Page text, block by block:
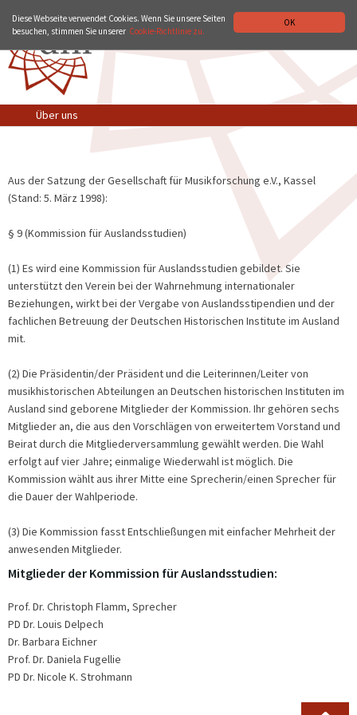
OK
Diese Webseite verwendet Cookies. Wenn Sie unsere Seiten
besuchen, stimmen Sie unserer Cookie-Richtlinie zu.
Über uns
Aus der Satzung der Gesellschaft für Musikforschung e.V., Kassel
(Stand: 5. März 1998):
§ 9 (Kommission für Auslandsstudien)
(1) Es wird eine Kommission für Auslandsstudien gebildet. Sie
unterstützt den Verein bei der Wahrnehmung internationaler
Beziehungen, wirkt bei der Vergabe von Auslandsstipendien und der
fachlichen Betreuung der Deutschen Historischen Institute im Ausland
mit.
(2) Die Präsidentin/der Präsident und die Leiterinnen/Leiter von
musikhistorischen Abteilungen an Deutschen historischen Instituten im
Ausland sind geborene Mitglieder der Kommission. Ihr gehören sechs
Mitglieder an, die aus den Vorschlägen von erweitertem Vorstand und
Beirat durch die Mitgliederversammlung gewählt werden. Die Wahl
erfolgt auf vier Jahre; einmalige Wiederwahl ist möglich. Die
Kommission wählt aus ihrer Mitte eine Sprecherin/einen Sprecher für
die Dauer der Wahlperiode.
(3) Die Kommission fasst Entschließungen mit einfacher Mehrheit der
anwesenden Mitglieder.
Mitglieder der Kommission für Auslandsstudien:
Prof. Dr. Christoph Flamm, Sprecher
PD Dr. Louis Delpech
Dr. Barbara Eichner
Prof. Dr. Daniela Fugellie
PD Dr. Nicole K. Strohmann